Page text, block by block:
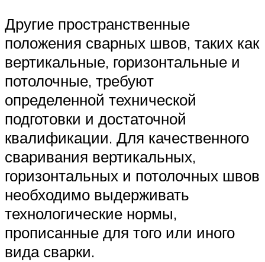
Другие пространственные
положения сварных швов, таких как
вертикальные, горизонтальные и
потолочные, требуют
определенной технической
подготовки и достаточной
квалификации. Для качественного
сваривания вертикальных,
горизонтальных и потолочных швов
необходимо выдерживать
технологические нормы,
прописанные для того или иного
вида сварки.